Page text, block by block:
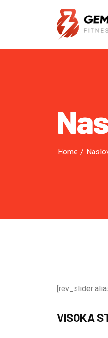
Home /
[rev_slider
VISOKA